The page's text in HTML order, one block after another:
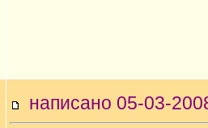
написано 05-03-